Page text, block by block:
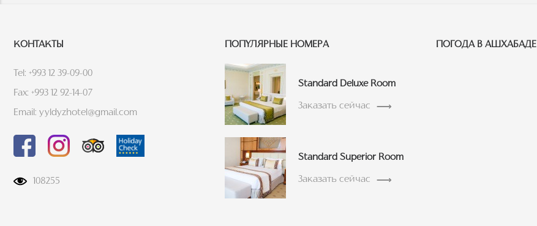
КОНТАКТЫ
Tel: +993 12 39-09-00
Fax: +993 12 92-14-07
Email: yyldyzhotel@gmail.com
108255
ПОПУЛЯРНЫЕ НОМЕРА
Standard Deluxe Room
Заказать сейчас
Standard Superior Room
Заказать сейчас
ПОГОДА В АШХАБАДЕ